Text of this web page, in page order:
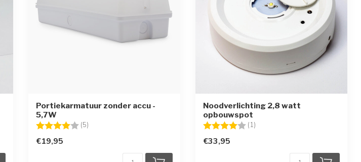
Portiekarmatuur zonder accu -
5,7W
Beoordeling: (5)
€19,95
Noodverlichting 2,8 watt
opbouwspot
Beoordeling: (1)
€33,95